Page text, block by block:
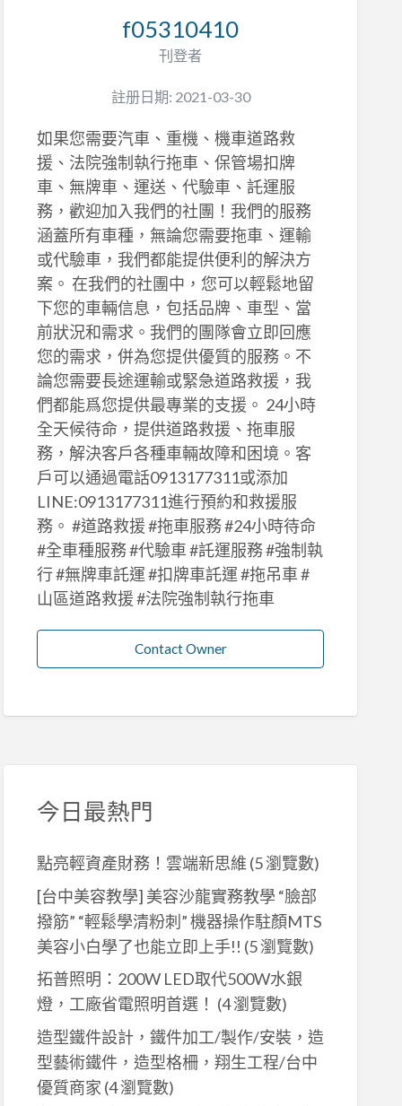
f05310410
刊登者
註册日期: 2021-03-30
如果您需要汽車、重機、機車道路救
援、法院強制執行拖車、保管場扣牌
車、無牌車、運送、代驗車、託運服
務，歡迎加入我們的社團！我們的服務
涵蓋所有車種，無論您需要拖車、運輸
或代驗車，我們都能提供便利的解決方
案。 在我們的社團中，您可以輕鬆地留
下您的車輛信息，包括品牌、車型、當
前狀況和需求。我們的團隊會立即回應
您的需求，併為您提供優質的服務。不
論您需要長途運輸或緊急道路救援，我
們都能爲您提供最專業的支援。 24小時
全天候待命，提供道路救援、拖車服
務，解決客戶各種車輛故障和困境。客
戶可以通過電話0913177311或添加
LINE:0913177311進行預約和救援服
務。 #道路救援 #拖車服務 #24小時待命
#全車種服務 #代驗車 #託運服務 #強制執
行 #無牌車託運 #扣牌車託運 #拖吊車 #
山區道路救援 #法院強制執行拖車
Contact Owner
今日最熱門
點亮輕資產財務！雲端新思維 (5 瀏覽數)
[台中美容教學] 美容沙龍實務教學 “臉部
撥筋” “輕鬆學清粉刺” 機器操作駐顏MTS
美容小白學了也能立即上手!! (5 瀏覽數)
拓普照明：200W LED取代500W水銀
燈，工廠省電照明首選！ (4 瀏覽數)
造型鐵件設計，鐵件加工/製作/安裝，造
型藝術鐵件，造型格柵，翔生工程/台中
優質商家 (4 瀏覽數)